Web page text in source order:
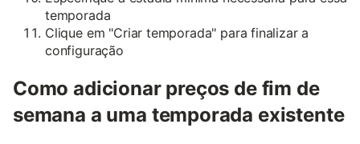
temporada
Clique em "Criar temporada" para finalizar a
configuração
Como adicionar preços de fim de
semana a uma temporada existente